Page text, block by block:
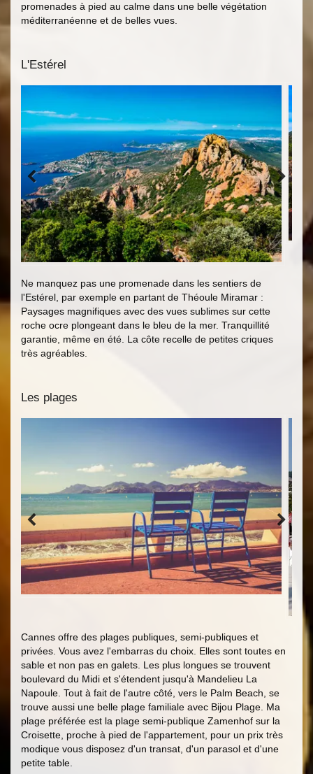
promenades à pied au calme dans une belle végétation
méditerranéenne et de belles vues.
L'Estérel
Ne manquez pas une promenade dans les sentiers de
l'Estérel, par exemple en partant de Théoule Miramar :
Paysages magnifiques avec des vues sublimes sur cette
roche ocre plongeant dans le bleu de la mer. Tranquillité
garantie, même en été. La côte recelle de petites criques
très agréables.
Les plages
Cannes offre des plages publiques, semi-publiques et
privées. Vous avez l'embarras du choix. Elles sont toutes en
sable et non pas en galets. Les plus longues se trouvent
boulevard du Midi et s'étendent jusqu'à Mandelieu La
Napoule. Tout à fait de l'autre côté, vers le Palm Beach, se
trouve aussi une belle plage familiale avec Bijou Plage. Ma
plage préférée est la plage semi-publique Zamenhof sur la
Croisette, proche à pied de l'appartement, pour un prix très
modique vous disposez d'un transat, d'un parasol et d'une
petite table.